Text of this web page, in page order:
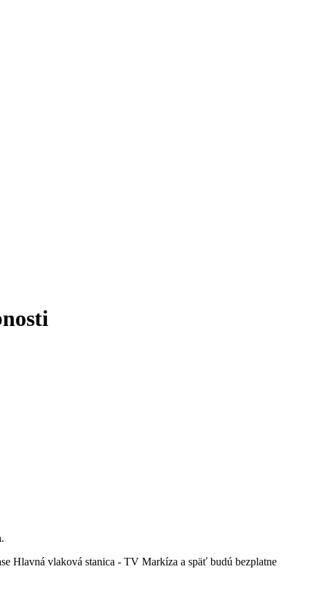
Hlavná vlaková stanica - TV Markíza a späť budú bezplatne